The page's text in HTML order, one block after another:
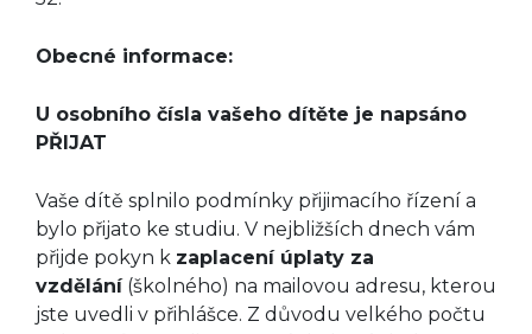
Obecné informace:
U osobního čísla vašeho dítěte je napsáno
PŘIJAT
Vaše dítě splnilo podmínky přijimacího řízení a
bylo přijato ke studiu. V nejbližších dnech vám
přijde pokyn k zaplacení úplaty za
vzdělání(školného) na mailovou adresu, kterou
jste uvedli v přihlášce. Z důvodu velkého počtu